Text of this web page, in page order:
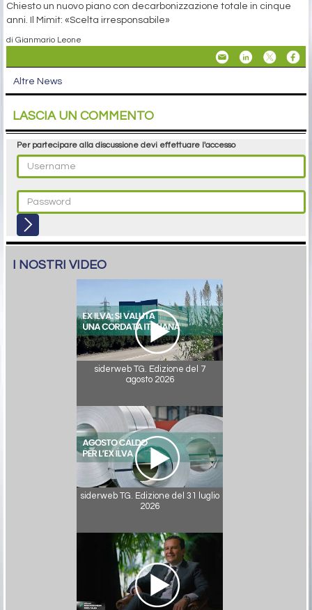
Chiesto un nuovo piano con decarbonizzazione totale in cinque
anni. Il Mimit: «Scelta irresponsabile»
di Gianmario Leone
Altre News
LASCIA UN COMMENTO
Per partecipare alla discussione devi effettuare l'accesso
I NOSTRI VIDEO
siderweb TG. Edizione del 7
agosto 2026
siderweb TG. Edizione del 31 luglio
2026